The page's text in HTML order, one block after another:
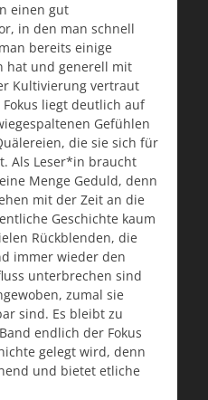
einen gut
in den man schnell
bereits einige
hat und generell mit
Kultivierung vertraut
Fokus liegt deutlich auf
Gefühlen
die sie sich für
Als Leser*in braucht
Menge Geduld, denn
mit der Zeit an die
Geschichte kaum
Rückblenden, die
immer wieder den
unterbrechen sind
zumal sie
sind. Es bleibt zu
endlich der Fokus
gelegt wird, denn
und bietet etliche